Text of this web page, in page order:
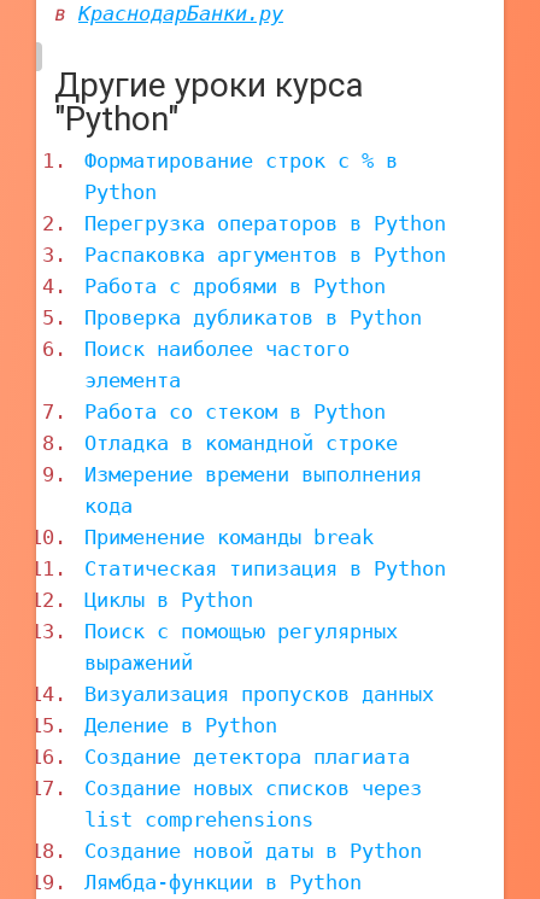
в КраснодарБанки.ру
Другие уроки курса
"Python"
Форматирование строк с % в
Python
Перегрузка операторов в Python
Распаковка аргументов в Python
Работа с дробями в Python
Проверка дубликатов в Python
Поиск наиболее частого
элемента
Работа со стеком в Python
Отладка в командной строке
Измерение времени выполнения
кода
Применение команды break
Статическая типизация в Python
Циклы в Python
Поиск с помощью регулярных
выражений
Визуализация пропусков данных
Деление в Python
Создание детектора плагиата
Создание новых списков через
list comprehensions
Создание новой даты в Python
Лямбда-функции в Python